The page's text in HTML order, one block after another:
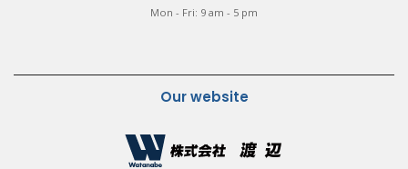
Mon - Fri: 9 am - 5 pm
Our website